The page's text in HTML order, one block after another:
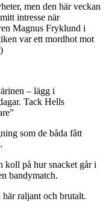
men den här veckan
intresse när
Magnus Fryklund i
var ett mordhot mot
)
– lägg i
Tack Hells
som de båda fått
.
koll på hur snacket går i
bandymatch.
raljant och brutalt.